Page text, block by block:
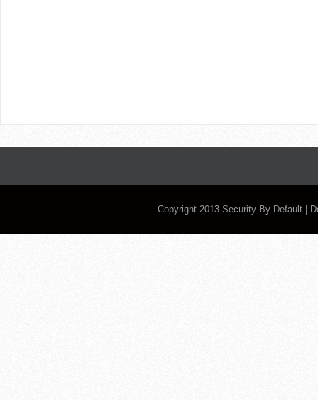
Copyright 2013 Security By Default |